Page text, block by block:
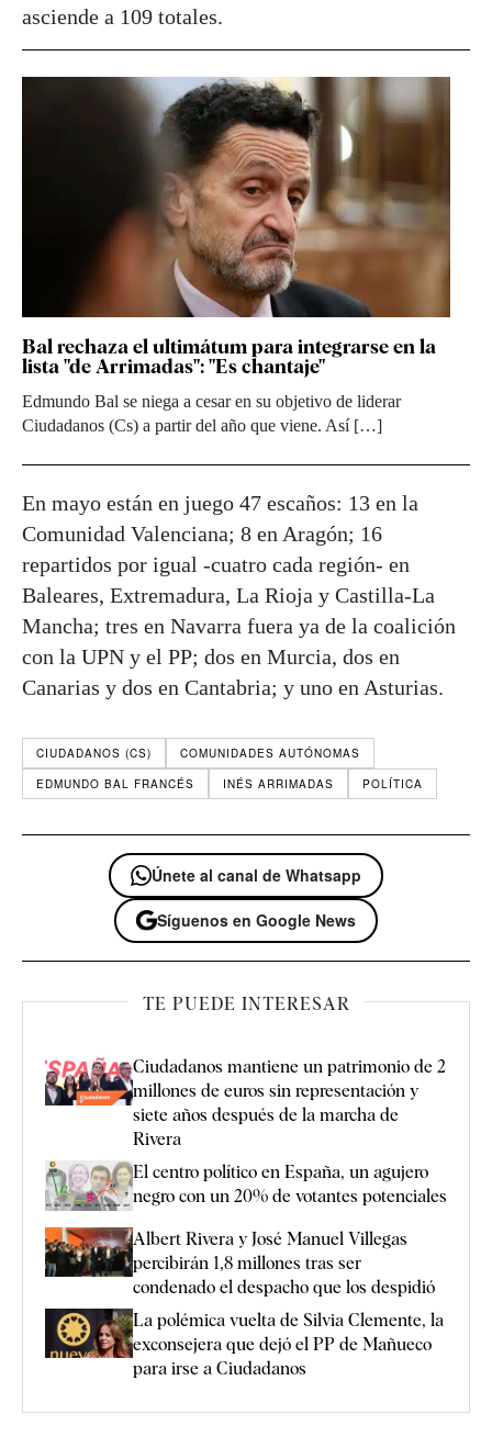
asciende a 109 totales.
Bal rechaza el ultimátum para integrarse en la
lista "de Arrimadas": "Es chantaje"
Edmundo Bal se niega a cesar en su objetivo de liderar
Ciudadanos (Cs) a partir del año que viene. Así […]
En mayo están en juego 47 escaños: 13 en la
Comunidad Valenciana; 8 en Aragón; 16
repartidos por igual -cuatro cada región- en
Baleares, Extremadura, La Rioja y Castilla-La
Mancha; tres en Navarra fuera ya de la coalición
con la UPN y el PP; dos en Murcia, dos en
Canarias y dos en Cantabria; y uno en Asturias.
CIUDADANOS (CS)
COMUNIDADES AUTÓNOMAS
EDMUNDO BAL FRANCÉS
INÉS ARRIMADAS POLÍTICA
Únete al canal de Whatsapp
Síguenos en Google News
TE PUEDE INTERESAR
Ciudadanos mantiene un patrimonio de 2
millones de euros sin representación y
siete años después de la marcha de
Rivera
El centro político en España, un agujero
negro con un 20% de votantes potenciales
Albert Rivera y José Manuel Villegas
percibirán 1,8 millones tras ser
condenado el despacho que los despidió
La polémica vuelta de Silvia Clemente, la
exconsejera que dejó el PP de Mañueco
para irse a Ciudadanos